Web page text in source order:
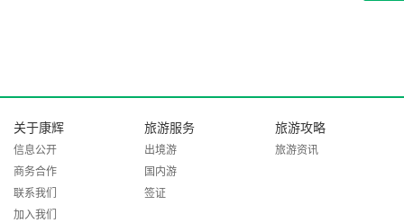
关于康辉
信息公开
商务合作
联系我们
加入我们
旅游服务
出境游
国内游
签证
旅游攻略
旅游资讯